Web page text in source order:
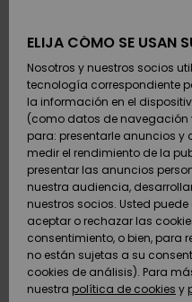
Surf
Snow
Surf
Snow
Snow
SURF
SNOW
DOBLE
PROMO
Mujer
AYUDA &
CONTACTO
Pago
regalo
Freedom
datos
ELIJA CÓMO SE USAN
Nosotros y nuestros socios
tecnología correspondiente
la información en el
(como datos de navegación
para: presentarle anuncios y
medir el rendimiento de la
presentar las anuncios
nuestra audiencia,
nuestros socios. Usted
aceptar o rechazar las
consentimiento, o bien, para
no están sujetas a su
cookies de análisis). Para
nuestra política de cookies y